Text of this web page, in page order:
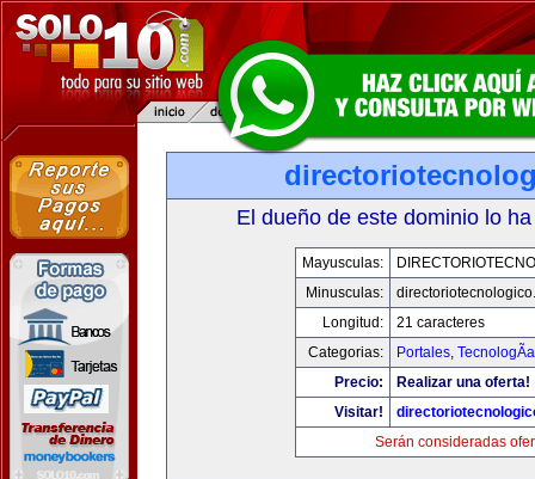
El dueño de este dominio lo
Mayusculas:
Minusculas:
Longitud:
21 caracteres
Categorias:
Portales, TecnologÃ­a
Precio:
Realizar una oferta!
Visitar!
Serán consideradas